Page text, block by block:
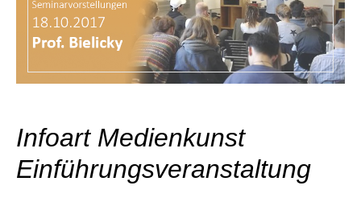
Infoart Medienkunst
Einführungsveranstaltung